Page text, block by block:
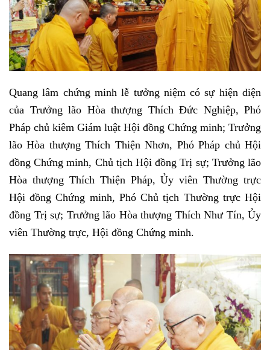
Quang lâm chứng minh lễ tưởng niệm có sự hiện diện
của Trưởng lão Hòa thượng Thích Đức Nghiệp, Phó
Pháp chủ kiêm Giám luật Hội đồng Chứng minh; Trưởng
lão Hòa thượng Thích Thiện Nhơn, Phó Pháp chủ Hội
đồng Chứng minh, Chủ tịch Hội đồng Trị sự; Trưởng lão
Hòa thượng Thích Thiện Pháp, Ủy viên Thường trực
Hội đồng Chứng minh, Phó Chủ tịch Thường trực Hội
đồng Trị sự; Trưởng lão Hòa thượng Thích Như Tín, Ủy
viên Thường trực, Hội đồng Chứng minh.